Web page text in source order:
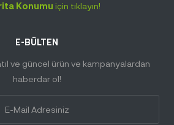
E-BÜLTEN
ve güncel ürün ve kampanyalardan
haberdar ol!
Konumu için tıklayın!